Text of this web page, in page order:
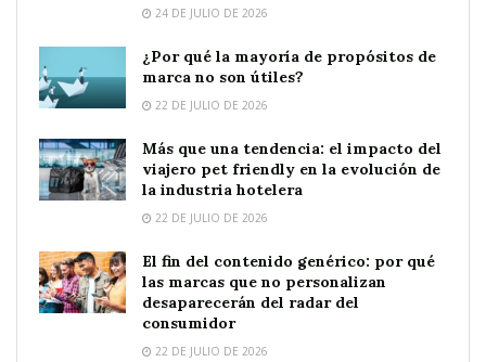
24 DE JULIO DE 2026
¿Por qué la mayoría de propósitos de
marca no son útiles?
22 DE JULIO DE 2026
Más que una tendencia: el impacto del
viajero pet friendly en la evolución de
la industria hotelera
22 DE JULIO DE 2026
El fin del contenido genérico: por qué
las marcas que no personalizan
desaparecerán del radar del
consumidor
22 DE JULIO DE 2026